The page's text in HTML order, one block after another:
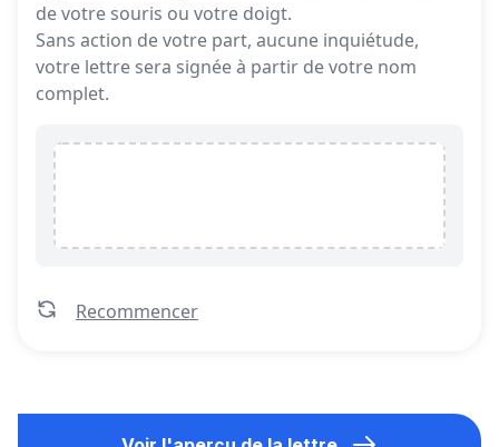
de votre souris ou votre doigt.
Sans action de votre part, aucune inquiétude,
votre lettre sera signée à partir de votre nom
complet.
Recommencer